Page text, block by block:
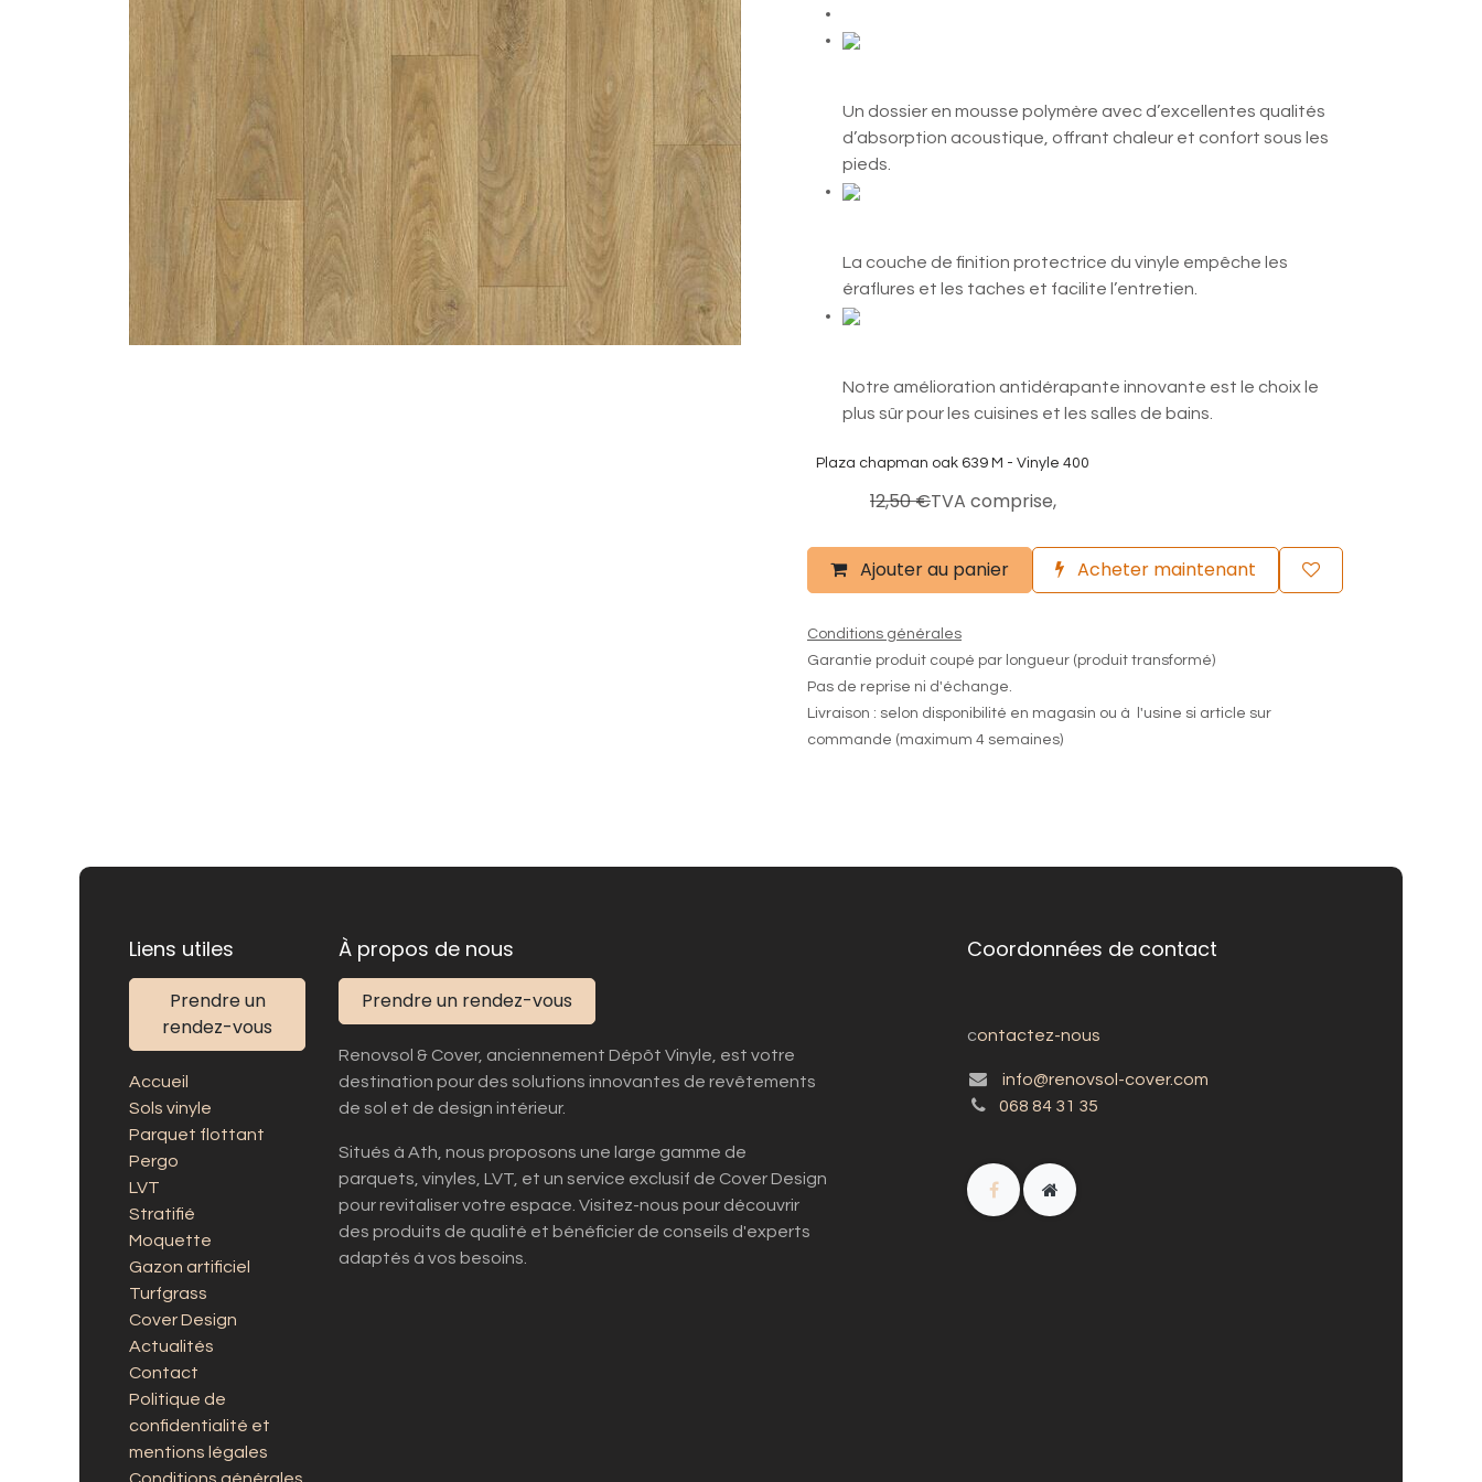
Un dossier en mousse polymère avec d’excellentes qualités
d’absorption acoustique, offrant chaleur et confort sous les
pieds.
La couche de finition protectrice du vinyle empêche les
éraflures et les taches et facilite l’entretien.
Notre amélioration antidérapante innovante est le choix le
plus sûr pour les cuisines et les salles de bains.
Plaza chapman oak 639 M - Vinyle 400
12,50€TVA comprise,
Ajouter au panier Acheter maintenant
Conditions générales
Garantie produit coupé par longueur (produit transformé)
Pas de reprise ni d'échange.
Livraison : selon disponibilité en magasin ou à l'usine si article sur
commande (maximum 4 semaines)
Liens utiles
Prendre un
rendez-vous
Accueil
Sols vinyle
Parquet flottant
Pergo
LVT
Stratifié
Moquette
Gazon artificiel
Turfgrass
Cover Design
Actualités
Contact
Politique de
confidentialité et
mentions légales
À propos de nous
Prendre un rendez-vous
Renovsol & Cover, anciennement Dépôt Vinyle, est votre
destination pour des solutions innovantes de revêtements
de sol et de design intérieur.
Situés à Ath, nous proposons une large gamme de
parquets, vinyles, LVT, et un service exclusif de Cover Design
pour revitaliser votre espace. Visitez-nous pour découvrir
des produits de qualité et bénéficier de conseils d'experts
adaptés à vos besoins.
Coordonnées de contact
contactez-nous
info@renovsol-cover.com
068 84 31 35